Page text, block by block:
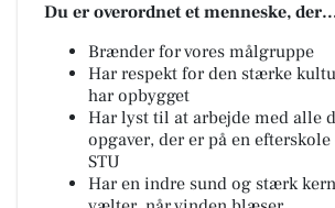
Du er overordnet et menneske,
Brænder for vores målgruppe
Har respekt for den stærke
har opbygget
Har lyst til at arbejde med alle
opgaver, der er på en
STU
Har en indre sund og stærk